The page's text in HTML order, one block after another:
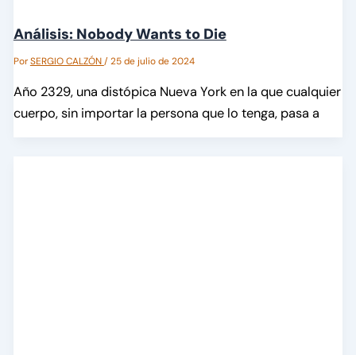
Análisis: Nobody Wants to Die
PorSERGIO CALZÓN/25 de julio de 2024
Año 2329, una distópica Nueva York en la que cualquier
cuerpo, sin importar la persona que lo tenga, pasa a